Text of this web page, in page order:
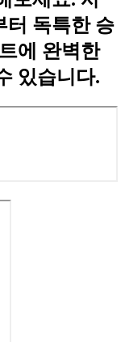
터 독특한 승
에 완벽한
있습니다.